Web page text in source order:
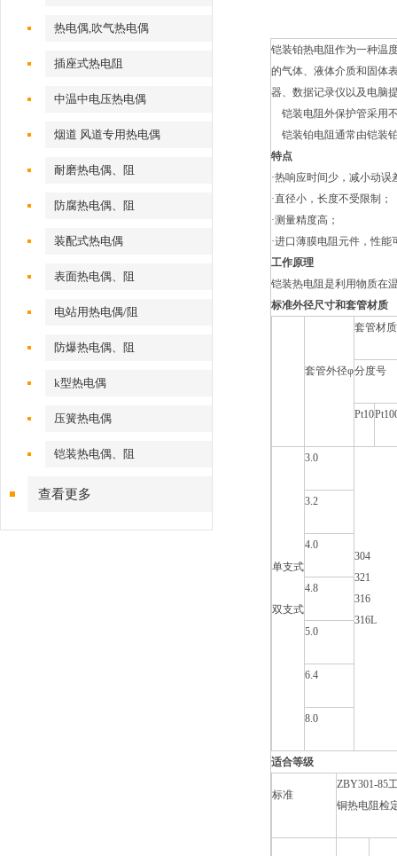
热电偶,吹气热电偶
插座式热电阻
中温中电压热电偶
烟道 风道专用热电偶
耐磨热电偶、阻
防腐热电偶、阻
装配式热电偶
表面热电偶、阻
电站用热电偶/阻
防爆热电偶、阻
k型热电偶
压簧热电偶
铠装热电偶、阻
查看更多
铠装铂热电阻作为一种温
的气体、液体介质和固体
器、数据记录仪以及电脑
铠装电阻外保护管采用
铠装铂电阻通常由铠装
特点
·热响应时间少，减小动误
·直径小，长度不受限制；
·测量精度高；
·进口薄膜电阻元件，性能
工作原理
铠装热电阻是利用物质在
标准外径尺寸和套管材质
套管外径φ
套管材质
分度号
Pt10
单支式
双支式
3.0
304
321
316
316L
3.2
4.0
4.8
5.0
6.4
8.0
适合等级
标准
ZBY301-85
铜热电阻检